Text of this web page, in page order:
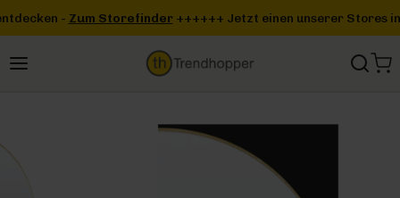
++++++ Jetzt einen unserer Stores in deiner Nähe